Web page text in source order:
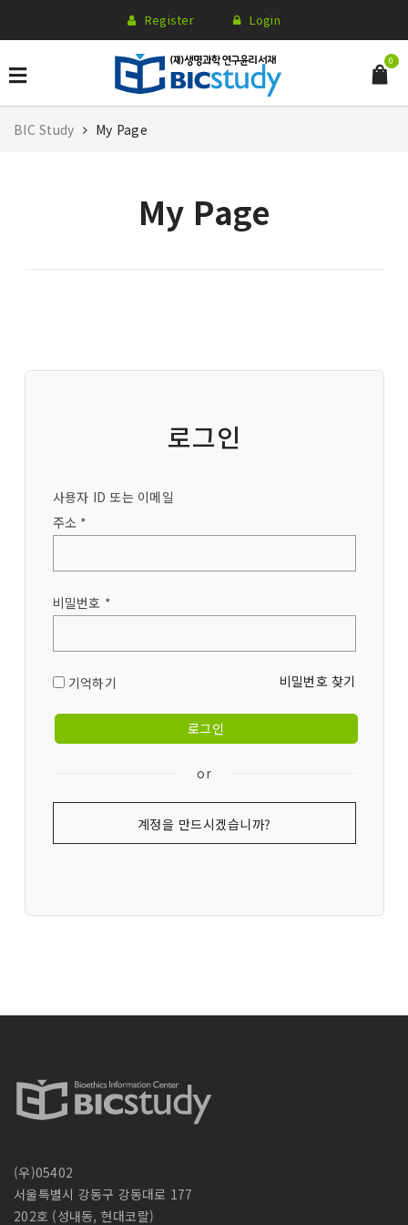
Register Login
0
BIC Study My Page
My Page
로그인
사용자 ID 또는 이메일
주소 *
비밀번호 *
기억하기 비밀번호 찾기
or
계정을 만드시겠습니까?
(우)05402
서울특별시 강동구 강동대로 177
202호 (성내동, 현대코랄)